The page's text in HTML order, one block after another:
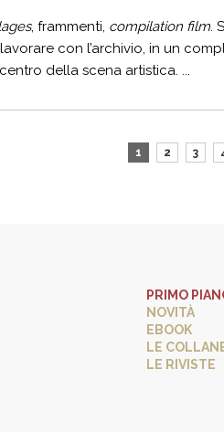
, frammenti, compilation film.
con l’archivio, in un
della scena artistica. ...
1 2 3
PRIMO
NOVITÀ
EBOOK
LE
LE RIVISTE